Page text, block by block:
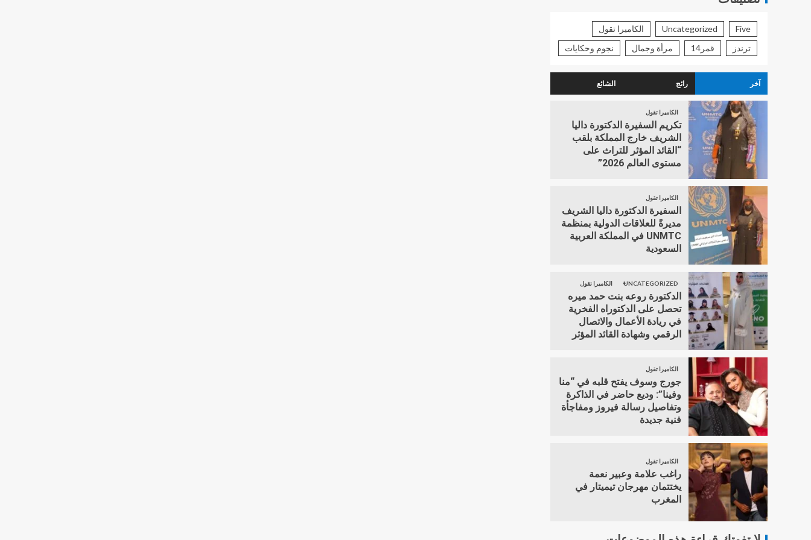
Five
Uncategorized
الكاميرا تقول
ترندز
قمر14 مرأة وجمال نجوم وحكايات
آخر رائج الشائع
الكاميرا تقول
تكريم السفيرة الدكتورة داليا
الشريف خارج المملكة بلقب
“القائد المؤثر للتراث على
مستوى العالم 2026”
الكاميرا تقول
السفيرة الدكتورة داليا الشريف
مديرةً للعلاقات الدولية بمنظمة
UNMTC في المملكة العربية
السعودية
UNCATEGORIZED الكاميرا تقول
الدكتورة روعه بنت حمد ميره
تحصل على الدكتوراه الفخرية
في ريادة الأعمال والاتصال
الرقمي وشهادة القائد المؤثر
الكاميرا تقول
جورج وسوف يفتح قلبه في “منا
وفينا”: وديع حاضر في الذاكرة
وتفاصيل رسالة فيروز ومفاجأة
فنية جديدة
الكاميرا تقول
راغب علامة وعبير نعمة
يختتمان مهرجان تيميتار في
المغرب